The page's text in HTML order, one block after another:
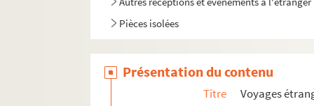
Pièces isolées
Présentation du contenu
Titre
Voyages